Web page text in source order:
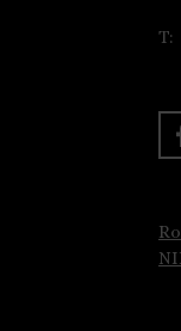
T: